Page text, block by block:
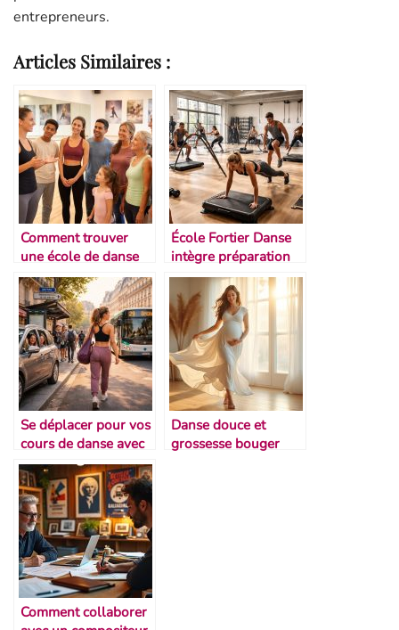
entrepreneurs.
Articles Similaires :
Comment trouver
une école de danse
adaptée à son niveau
École Fortier Danse
intègre préparation
physique inspirée des
pilotes de Formule 1
dans ses cours
Se déplacer pour vos
cours de danse avec
transport en commun
et covoiturage à Paris
Danse douce et
grossesse bouger
Comment collaborer